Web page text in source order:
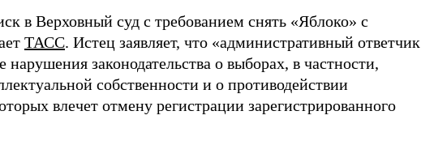
в Верховный суд с требованием снять «Яблоко» с
ТАСС. Истец заявляет, что «административный ответчик
законодательства о выборах, в частности,
собственности и о противодействии
влечет отмену регистрации зарегистрированного